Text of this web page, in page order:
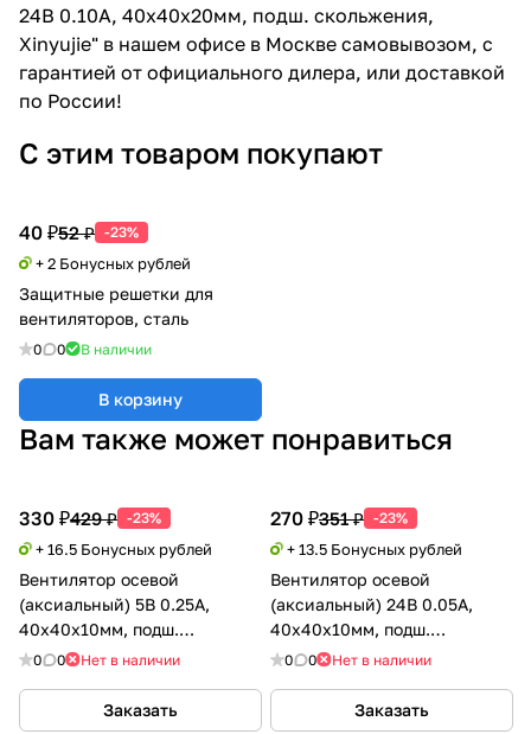
24В 0.10А, 40х40х20мм, подш. скольжения,
Xinyujie" в нашем офисе в Москве самовывозом, с
гарантией от официального дилера, или доставкой
по России!
С этим товаром покупают
40 ₽52 ₽ -23%
+ 2 Бонусных рублей
Защитные решетки для
вентиляторов, сталь
0 0 В наличии
В корзину
Вам также может понравиться
330 ₽429 ₽ -23%
+ 16.5 Бонусных рублей
Вентилятор осевой
(аксиальный) 5В 0.25А,
40х40х10мм, подш.
скольжения, Usongshine
0 0 Нет в наличии
Заказать
270 ₽351 ₽ -23%
+ 13.5 Бонусных рублей
Вентилятор осевой
(аксиальный) 24В 0.05А,
40х40х10мм, подш.
скольжения, Xinyujie
0 0 Нет в наличии
Заказать